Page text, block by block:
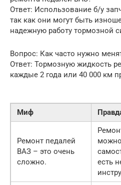
Ответ: Использование б/у
так как они могут быть
надежную работу тормозной
Вопрос: Как часто нужно
Ответ: Тормозную жидкость
каждые 2 года или 40 000 км
Миф
Ремонт педалей
ВАЗ – это очень
сложно.
есть